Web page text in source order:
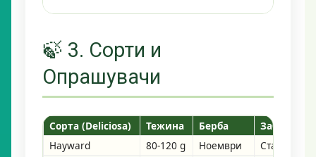
🍃 3. Сорти и
Опрашувачи
Сорта (Deliciosa) Тежина Берба
Забелешка
Hayward
80-120 g Ноември
Стандард;